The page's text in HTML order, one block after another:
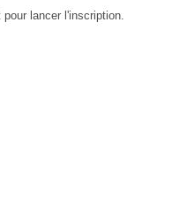
lancer l'inscription.